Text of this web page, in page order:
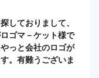
しておりまして、
ゴマ－ケット様で
っと会社のロゴが
。有難うございま